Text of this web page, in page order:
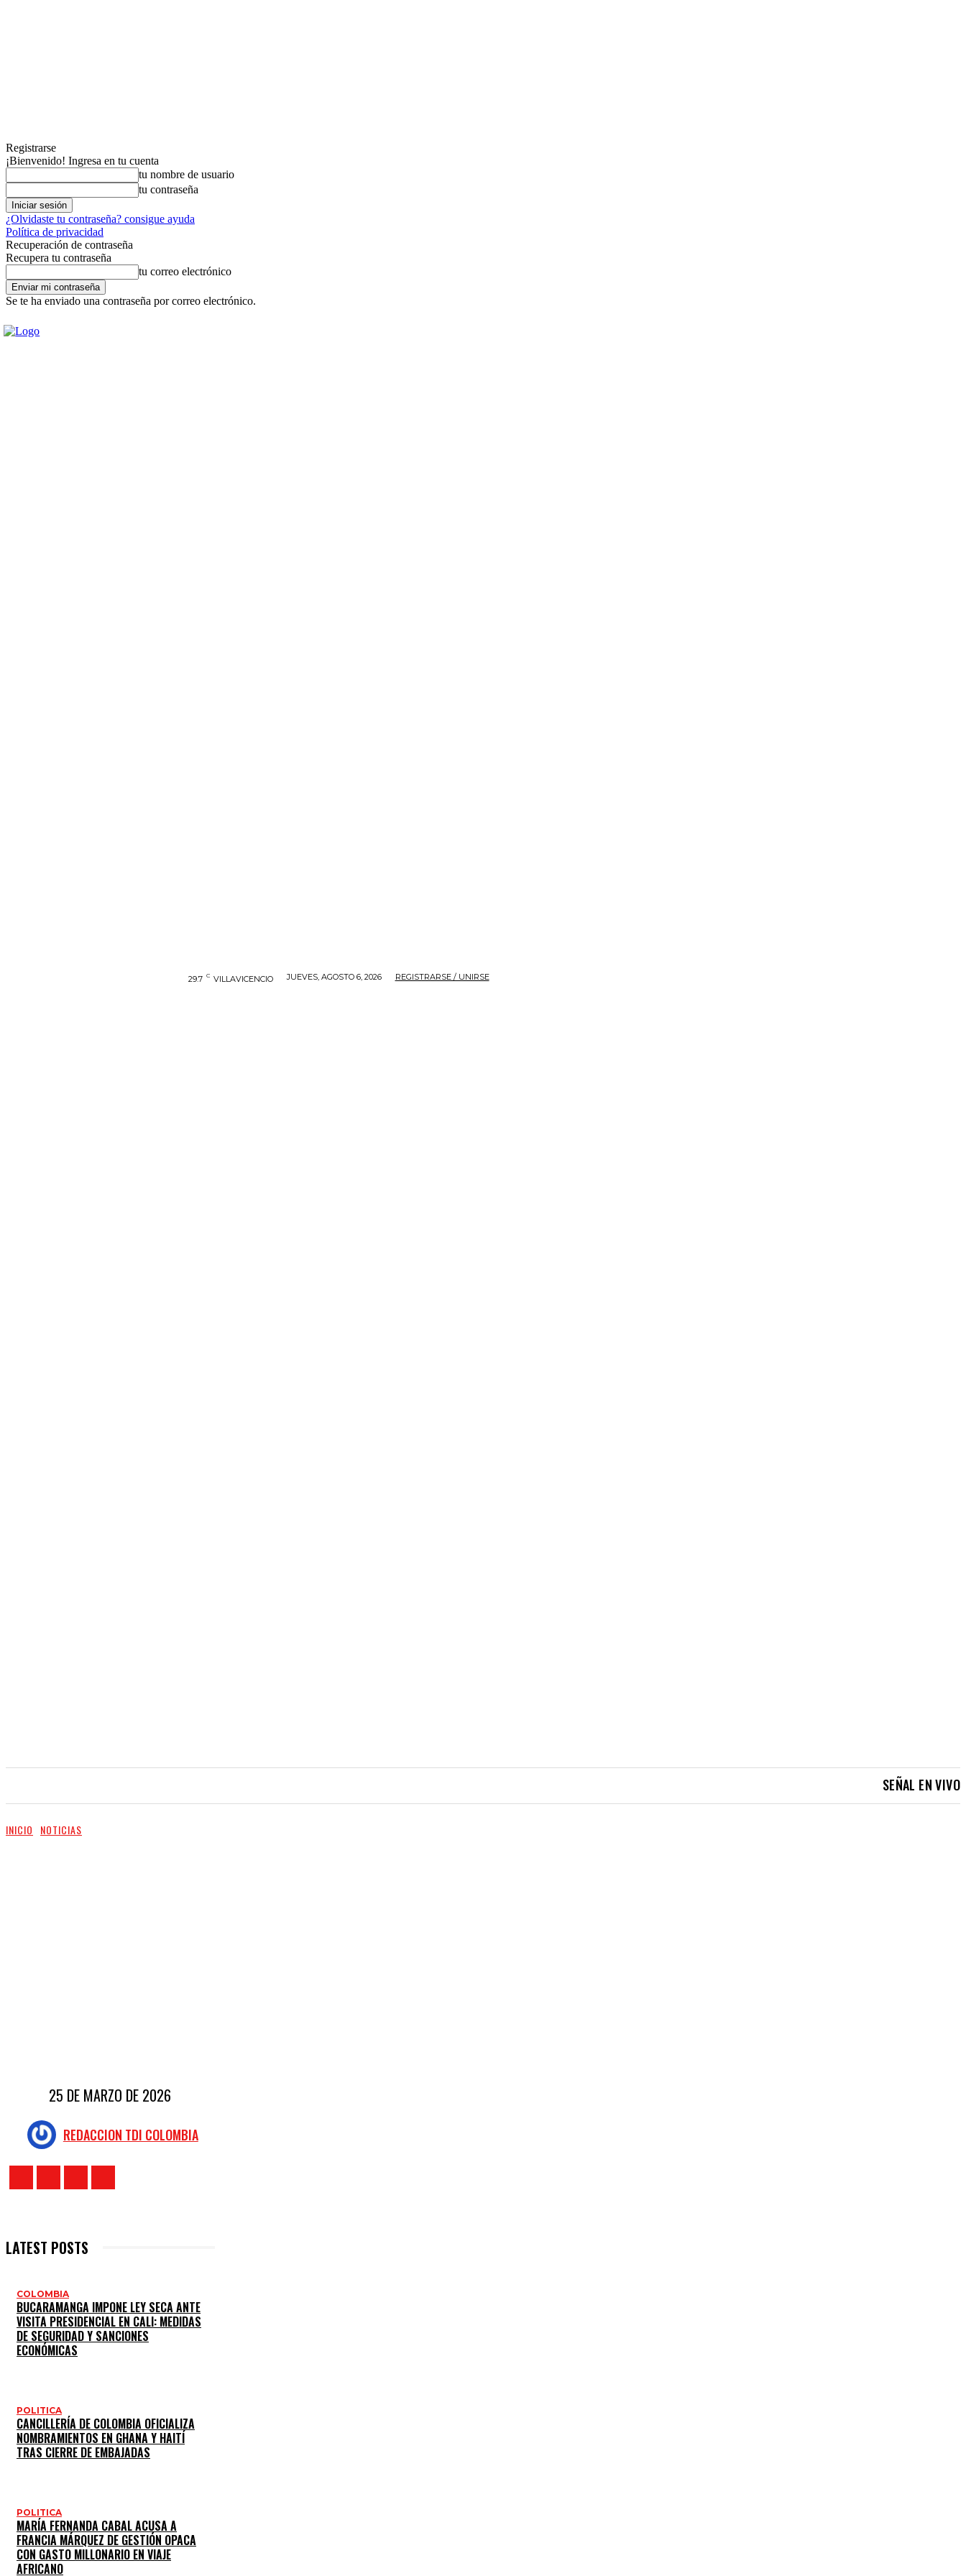
Registrarse
¡Bienvenido! Ingresa en tu cuenta
tu nombre de usuario
tu contraseña
¿Olvidaste tu contraseña? consigue ayuda
Política de privacidad
Recuperación de contraseña
Recupera tu contraseña
tu correo electrónico
Se te ha enviado una contraseña por correo electrónico.
29.7 C VILLAVICENCIO JUEVES, AGOSTO 6, 2026 REGISTRARSE / UNIRSE
SEÑAL EN VIVO
INICIO NOTICIAS
25 DE MARZO DE 2026
REDACCION TDI COLOMBIA
LATEST POSTS
COLOMBIA
BUCARAMANGA IMPONE LEY SECA ANTE
VISITA PRESIDENCIAL EN CALI: MEDIDAS
DE SEGURIDAD Y SANCIONES
ECONÓMICAS
POLITICA
CANCILLERÍA DE COLOMBIA OFICIALIZA
NOMBRAMIENTOS EN GHANA Y HAITÍ
TRAS CIERRE DE EMBAJADAS
POLITICA
MARÍA FERNANDA CABAL ACUSA A
FRANCIA MÁRQUEZ DE GESTIÓN OPACA
CON GASTO MILLONARIO EN VIAJE
AFRICANO